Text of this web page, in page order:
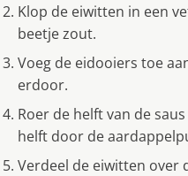
Klop de eiwitten in een
beetje zout.
Voeg de eidooiers toe
erdoor.
Roer de helft van de
helft door de
Verdeel de eiwitten over